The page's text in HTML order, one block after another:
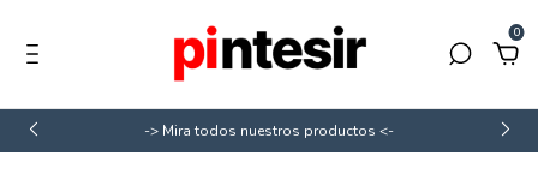
0
-> Mira todos nuestros productos <-